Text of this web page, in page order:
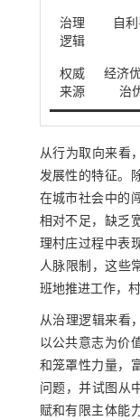
治理
逻辑
自
权威
来源
经济
治
从行为取向来看
发展性的特征。
在城市社会中的
相对不足，缺乏
理村庄过程中表
人脉限制，这些
班地推进工作，
从治理逻辑来看
以公共意志为价
和笼罩性力量，
问题，并试图从
赋和有限主体能